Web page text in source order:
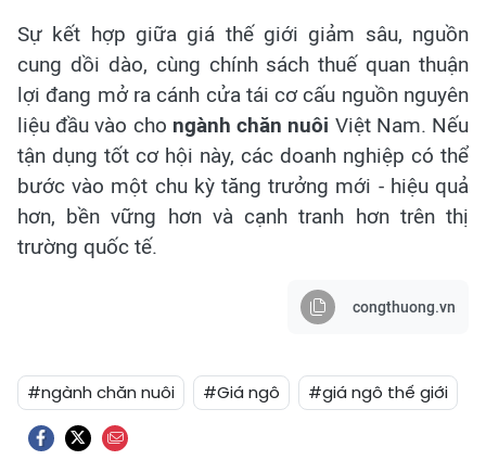
Sự kết hợp giữa giá thế giới giảm sâu, nguồn
cung dồi dào, cùng chính sách thuế quan thuận
lợi đang mở ra cánh cửa tái cơ cấu nguồn nguyên
liệu đầu vào cho ngành chăn nuôi Việt Nam. Nếu
tận dụng tốt cơ hội này, các doanh nghiệp có thể
bước vào một chu kỳ tăng trưởng mới - hiệu quả
hơn, bền vững hơn và cạnh tranh hơn trên thị
trường quốc tế.
congthuong.vn
#ngành chăn nuôi #Giá ngô #giá ngô thế giới